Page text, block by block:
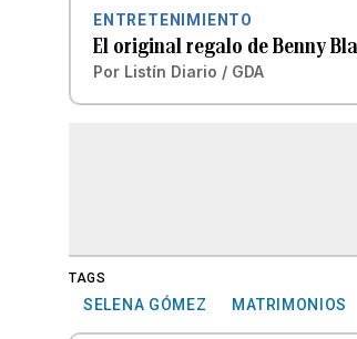
ENTRETENIMIENTO
El original regalo de Benny
Por Listín Diario / GDA
TAGS
SELENA GÓMEZ MATRIMONIOS